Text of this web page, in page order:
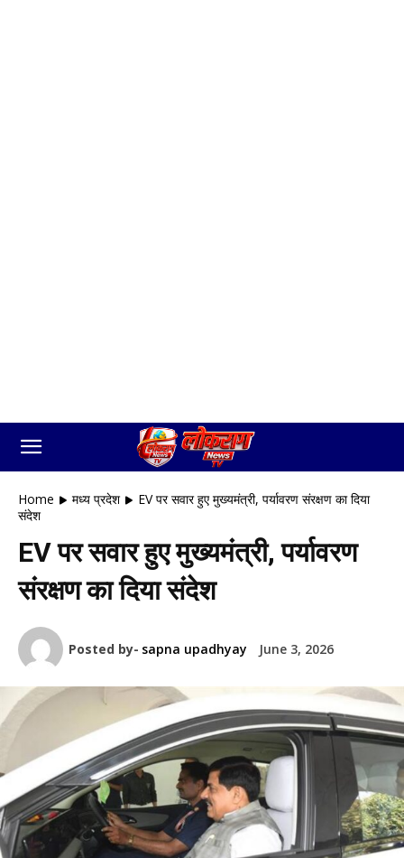
Home मध्य प्रदेश
EV पर सवार हुए मुख्यमंत्री, पर्यावरण संरक्षण का दिया
संदेश
EV पर सवार हुए मुख्यमंत्री, पर्यावरण
संरक्षण का दिया संदेश
Posted by- sapna upadhyay June 3, 2026